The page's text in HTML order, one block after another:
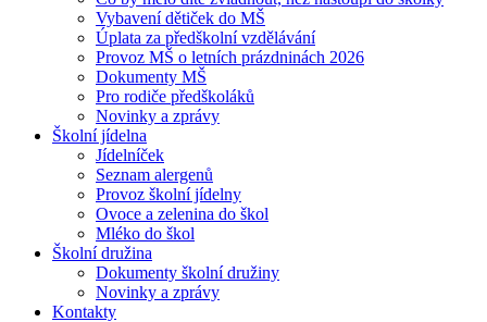
Vybavení dětiček do MŠ
Úplata za předškolní vzdělávání
Provoz MŠ o letních prázdninách 2026
Dokumenty MŠ
Pro rodiče předškoláků
Novinky a zprávy
Školní jídelna
Jídelníček
Seznam alergenů
Provoz školní jídelny
Ovoce a zelenina do škol
Mléko do škol
Školní družina
Dokumenty školní družiny
Novinky a zprávy
Kontakty